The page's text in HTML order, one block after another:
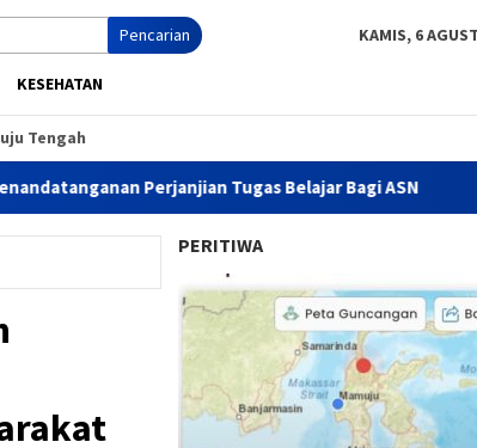
Pencarian KAMIS, 6
KESEHATAN
Tengah
Perjanjian Tugas Belajar Bagi ASN Atasi
PERITIWA